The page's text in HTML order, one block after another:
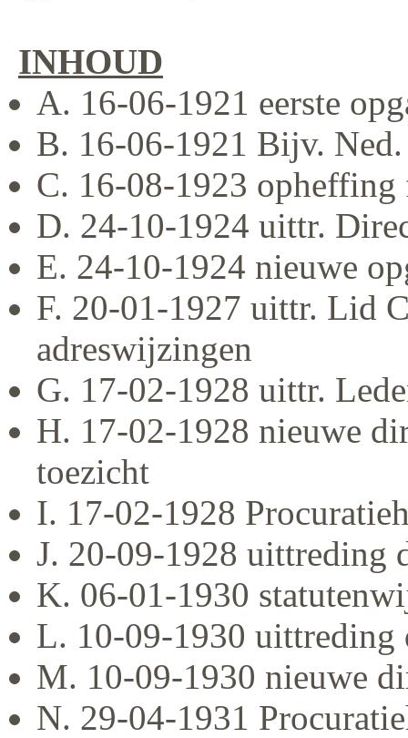
INHOUD
A. 16-06-1921 eerste
B. 16-06-1921 Bijv. Ned.
C. 16-08-1923
D. 24-10-1924 uittr.
E. 24-10-1924 nieuwe
F. 20-01-1927 uittr. Lid
adreswijzingen
G. 17-02-1928 uittr.
H. 17-02-1928 nieuwe
toezicht
I. 17-02-1928
J. 20-09-1928 uittreding
K. 06-01-1930
L. 10-09-1930 uittreding
M. 10-09-1930 nieuwe
N. 29-04-1931